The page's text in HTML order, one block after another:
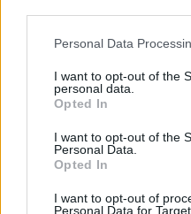
Please note that this
not limited to your visit or
grant or deny consent to
use your data for below
consent section.
Personal Data
I want to opt-out of the
personal data.
Opted In
I want to opt-out of the
Personal Data.
Opted In
I want to opt-out of
Personal Data for
19:5223.10.25
Το NBA έθεσε εκτός
και Τσάνσι Μπίλαπς
παράνομο